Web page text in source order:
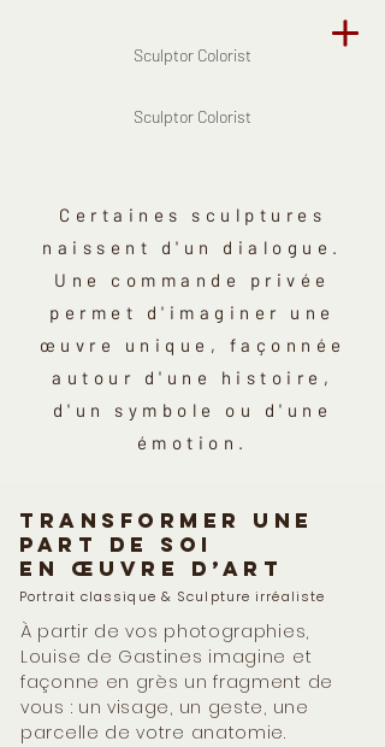
Sculptor Colorist
Sculptor Colorist
Certaines sculptures
naissent d'un dialogue.
Une commande privée
permet d'imaginer une
œuvre unique, façonnée
autour d'une histoire,
d'un symbole ou d'une
émotion.
Transformer une
part de soi
en œuvre d’art
Portrait classique & Sculpture irréaliste
À partir de vos photographies,
Louise de Gastines imagine et
façonne en grès un fragment de
vous : un visage, un geste, une
parcelle de votre anatomie.